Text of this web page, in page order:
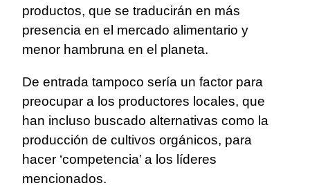
productos, que se traducirán en más
presencia en el mercado alimentario y
menor hambruna en el planeta.
De entrada tampoco sería un factor para
preocupar a los productores locales, que
han incluso buscado alternativas como la
producción de cultivos orgánicos, para
hacer ‘competencia’ a los líderes
mencionados.